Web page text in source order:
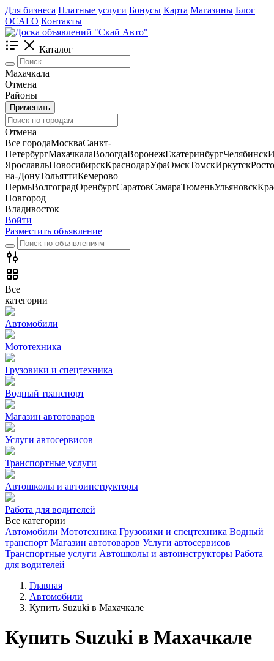
Для бизнеса Платные услуги Бонусы Карта Магазины Блог
ОСАГО Контакты
Каталог
Махачкала
Отмена
Районы
Применить
Отмена
Все городаМоскваСанкт-
ПетербургМахачкалаВологдаВоронежЕкатеринбургЧелябинск
ЯрославльНовосибирскКраснодарУфаОмскТомскИркутск
на-ДонуТольяттиКемерово
ПермьВолгоградОренбургСаратовСамараТюменьУльяновск
Новгород
Владивосток
Войти
Разместить объявление
Все
категории
Автомобили
Мототехника
Грузовики и спецтехника
Водный транспорт
Магазин автотоваров
Услуги автосервисов
Транспортные услуги
Автошколы и автоинструкторы
Работа для водителей
Все категории
Автомобили Мототехника Грузовики и спецтехника Водный
транспорт Магазин автотоваров Услуги автосервисов
Транспортные услуги Автошколы и автоинструкторы Работа
для водителей
Главная
Автомобили
Купить Suzuki в Махачкале
Купить Suzuki в Махачкале